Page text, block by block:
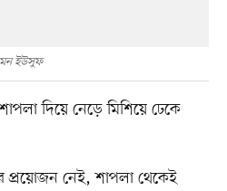
ইউসুফ
দিয়ে নেড়ে মিশিয়ে ঢেকে
প্রয়োজন নেই, শাপলা থেকেই